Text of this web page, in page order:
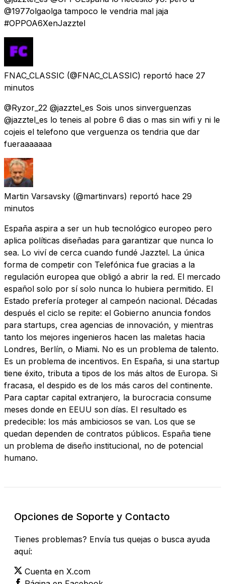
@1977olgaolga tampoco le vendria mal jaja
#OPPOA6XenJazztel
FNAC_CLASSIC (@FNAC_CLASSIC) reportó hace 27
minutos
@Ryzor_22 @jazztel_es Sois unos sinverguenzas
@jazztel_es lo teneis al pobre 6 dias o mas sin wifi y ni le
cojeis el telefono que verguenza os tendria que dar
fueraaaaaaa
Martin Varsavsky (@martinvars) reportó hace 29
minutos
España aspira a ser un hub tecnológico europeo pero
aplica políticas diseñadas para garantizar que nunca lo
sea. Lo viví de cerca cuando fundé Jazztel. La única
forma de competir con Telefónica fue gracias a la
regulación europea que obligó a abrir la red. El mercado
español solo por sí solo nunca lo hubiera permitido. El
Estado prefería proteger al campeón nacional. Décadas
después el ciclo se repite: el Gobierno anuncia fondos
para startups, crea agencias de innovación, y mientras
tanto los mejores ingenieros hacen las maletas hacia
Londres, Berlín, o Miami. No es un problema de talento.
Es un problema de incentivos. En España, si una startup
tiene éxito, tributa a tipos de los más altos de Europa. Si
fracasa, el despido es de los más caros del continente.
Para captar capital extranjero, la burocracia consume
meses donde en EEUU son días. El resultado es
predecible: los más ambiciosos se van. Los que se
quedan dependen de contratos públicos. España tiene
un problema de diseño institucional, no de potencial
humano.
Opciones de Soporte y Contacto
Tienes problemas? Envía tus quejas o busca ayuda
aquí:
Cuenta en X.com